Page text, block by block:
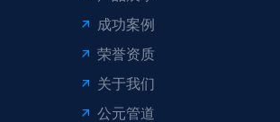
成功案例
荣誉资质
关于我们
公元管道